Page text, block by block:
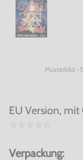
Musterbild -
EU Version, mit
Verpackung: